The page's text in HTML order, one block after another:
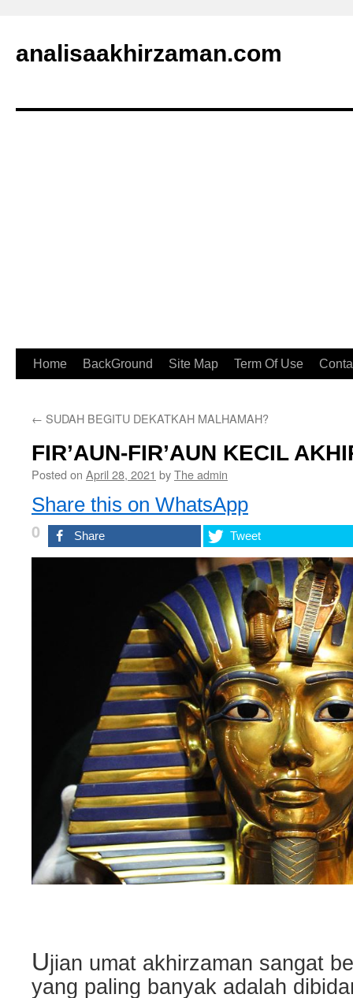
analisaakhirzaman.com
Home BackGround Site Map Term Of Use
← SUDAH BEGITU DEKATKAH MALHAMAH?
FIR’AUN-FIR’AUN KECIL
Posted on April 28, 2021 byThe admin
Share this on WhatsApp
0 Share Tweet
Ujian umat akhirzaman sangat
yang paling banyak adalah